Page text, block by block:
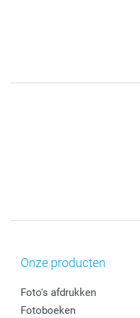
Onze producten
Foto's afdrukken
Fotoboeken